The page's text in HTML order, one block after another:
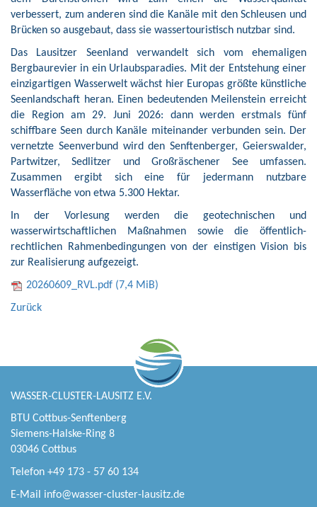
verbessert, zum anderen sind die Kanäle mit den Schleusen und
Brücken so ausgebaut, dass sie wassertouristisch nutzbar sind.
Das Lausitzer Seenland verwandelt sich vom ehemaligen
Bergbaurevier in ein Urlaubsparadies. Mit der Entstehung einer
einzigartigen Wasserwelt wächst hier Europas größte künstliche
Seenlandschaft heran. Einen bedeutenden Meilenstein erreicht
die Region am 29. Juni 2026: dann werden erstmals fünf
schiffbare Seen durch Kanäle miteinander verbunden sein. Der
vernetzte Seenverbund wird den Senftenberger, Geierswalder,
Partwitzer, Sedlitzer und Großräschener See umfassen.
Zusammen ergibt sich eine für jedermann nutzbare
Wasserfläche von etwa 5.300 Hektar.
In der Vorlesung werden die geotechnischen und
wasserwirtschaftlichen Maßnahmen sowie die öffentlich-
rechtlichen Rahmenbedingungen von der einstigen Vision bis
zur Realisierung aufgezeigt.
20260609_RVL.pdf (7,4 MiB)
Zurück
WASSER-CLUSTER-LAUSITZ E.V.
BTU Cottbus-Senftenberg
Siemens-Halske-Ring 8
03046 Cottbus
Telefon +49 173 - 57 60 134
E-Mail info@wasser-cluster-lausitz.de